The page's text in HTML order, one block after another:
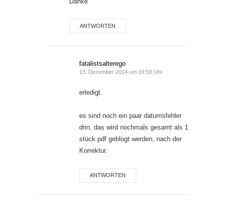
ANTWORTEN
fatalistsalterego
13. Dezember 2014 um 19:58 Uhr
erledigt.
es sind noch ein paar datumsfehler
drin, das wird nochmals gesamt als 1
stück pdf geblogt werden, nach der
Korrektur.
ANTWORTEN